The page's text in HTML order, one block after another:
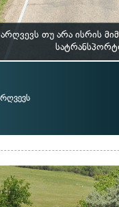
არღვევს თუ არა ისრის